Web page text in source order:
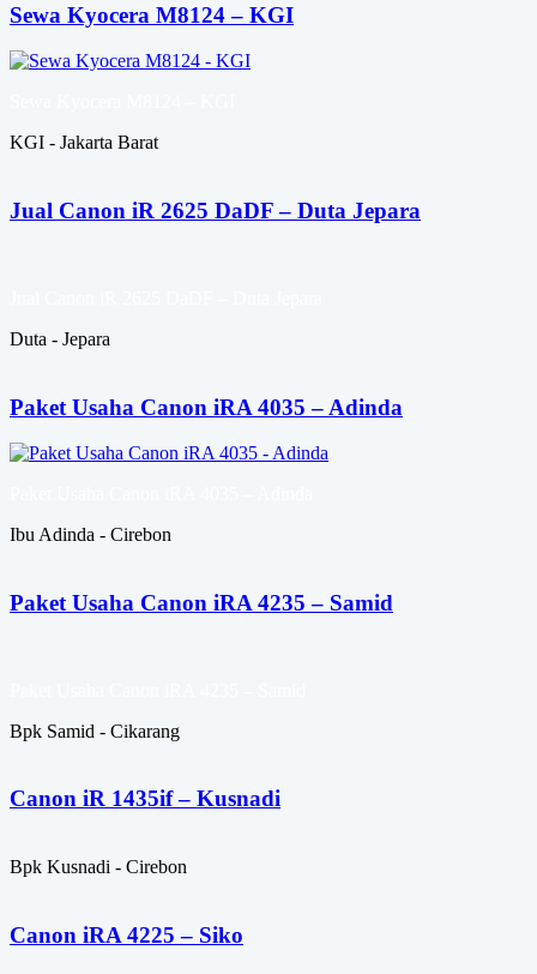
Sewa Kyocera M8124 – KGI
KGI - Jakarta Barat
Jual Canon iR 2625 DaDF – Duta Jepara
Duta - Jepara
Paket Usaha Canon iRA 4035 – Adinda
Ibu Adinda - Cirebon
Paket Usaha Canon iRA 4235 – Samid
Bpk Samid - Cikarang
Canon iR 1435if – Kusnadi
Bpk Kusnadi - Cirebon
Canon iRA 4225 – Siko